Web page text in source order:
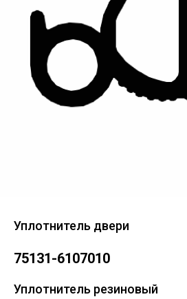
Уплотнитель двери
75131-6107010
Уплотнитель резиновый